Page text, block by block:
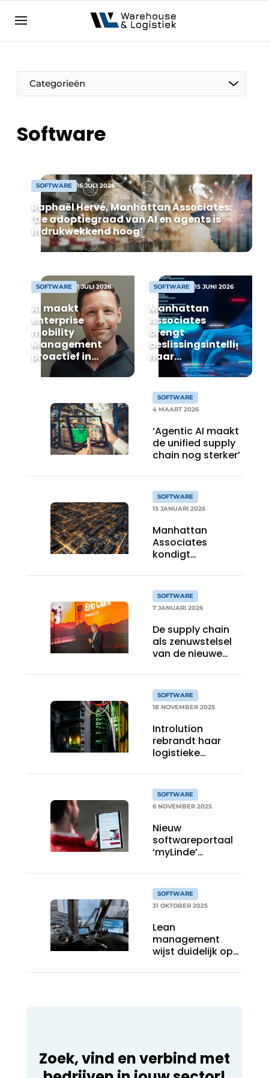
NL EN
Categorieën
Software
SOFTWARE 16 JULI 2026
Raphaël Hervé, Manhattan Associates:
‘De adoptiegraad van AI en agents is
indrukwekkend hoog’
SOFTWARE 1 JULI 2026
AI maakt
enterprise
mobility
Management
proactief in
plaats van
reactief
SOFTWARE 15 JUNI 2026
Manhattan
Associates
brengt
beslissingsintelligentie
naar
supplychainplanning
met Sightline
SOFTWARE
4 MAART 2026
‘Agentic AI maakt
de unified supply
chain nog sterker’
SOFTWARE
15 JANUARI 2026
Manhattan
Associates
kondigt
beschikbaarheid
aan van zijn AI
Agent Workforce
SOFTWARE
7 JANUARI 2026
De supply chain
als zenuwstelsel
van de nieuwe
SOFTWARE
18 NOVEMBER 2025
Introlution
rebrandt haar
logistieke
Dockplanner
SOFTWARE
6 NOVEMBER 2025
Nieuw
softwareportaal
‘myLinde’
verschillende
vlootapplicaties
SOFTWARE
31 OKTOBER 2025
Lean
management
wijst duidelijk op
scanvrije
Zoek, vind en verbind met